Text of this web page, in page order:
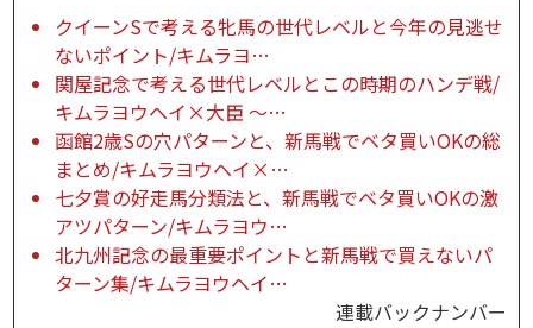
クイーンSで考える牝馬の世代レベルと今年の見逃せ
ないポイント/キムラヨ…
関屋記念で考える世代レベルとこの時期のハンデ戦/
キムラヨウヘイ×大臣 ～…
函館2歳Sの穴パターンと、新馬戦でベタ買いOKの総
まとめ/キムラヨウヘイ×…
七夕賞の好走馬分類法と、新馬戦でベタ買いOKの激
アツパターン/キムラヨウ…
北九州記念の最重要ポイントと新馬戦で買えないパ
ターン集/キムラヨウヘイ…
連載バックナンバー